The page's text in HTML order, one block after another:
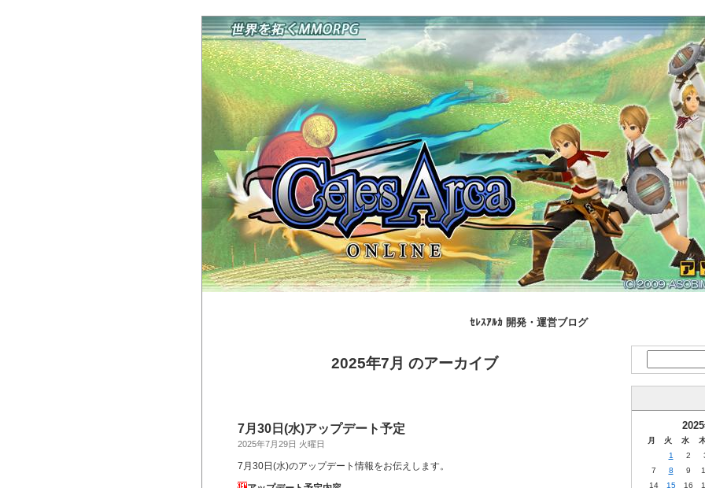
ｾﾚｽｱﾙｶ 開発・運営ブログ
2025年7月 のアーカイブ
7月30日(水)アップデート予定
2025年7月29日 火曜日
7月30日(水)のアップデート情報をお伝えします。
月 火 水
1 2
7
8 9
14
15 16